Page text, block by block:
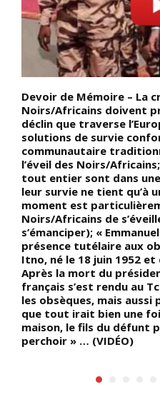
Devoir de Mémoire – La
Noirs/Africains doivent
déclin que traverse
solutions de survie
communautaire
l’éveil des Noirs/
tout entier sont dans
leur survie ne tient qu’à
moment est
Noirs/Africains de
s’émanciper); «
présence tutélaire aux
Itno, né le 18 juin 1952
Après la mort du
français s’est rendu au
les obsèques, mais
que tout irait bien une
maison, le fils du défunt
perchoir » … (VIDÉO)